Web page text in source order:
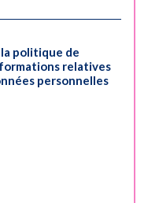
politique de
relatives
personnelles